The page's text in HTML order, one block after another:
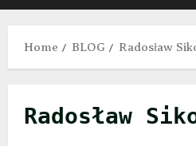
Home BLOG Radosław
Radosław